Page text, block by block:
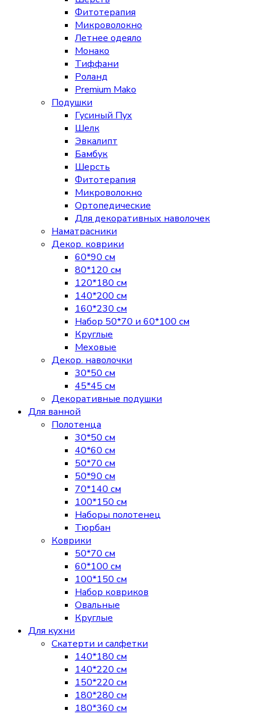
Фитотерапия
Микроволокно
Летнее одеяло
Монако
Тиффани
Роланд
Premium Mako
Подушки
Гусиный Пух
Шелк
Эвкалипт
Бамбук
Шерсть
Фитотерапия
Микроволокно
Ортопедические
Для декоративных наволочек
Наматрасники
Декор. коврики
60*90 см
80*120 см
120*180 см
140*200 см
160*230 см
Набор 50*70 и 60*100 см
Круглые
Меховые
Декор. наволочки
30*50 см
45*45 см
Декоративные подушки
Для ванной
Полотенца
30*50 см
40*60 см
50*70 см
50*90 см
70*140 см
100*150 см
Наборы полотенец
Тюрбан
Коврики
50*70 см
60*100 см
100*150 см
Набор ковриков
Овальные
Круглые
Для кухни
Скатерти и салфетки
140*180 см
140*220 см
150*220 см
180*280 см
180*360 см